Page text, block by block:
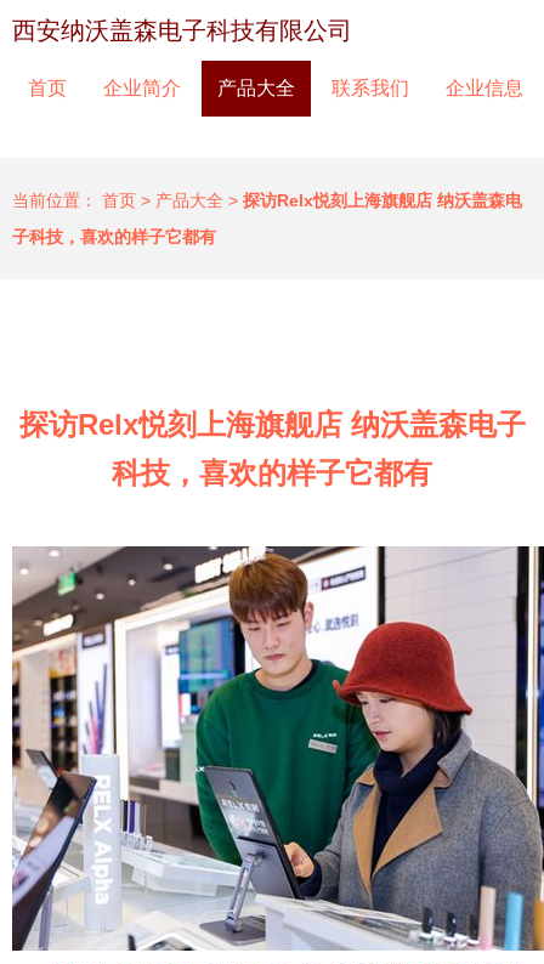
西安纳沃盖森电子科技有限公司
首页 企业简介 产品大全 联系我们 企业信息
当前位置： 首页 > 产品大全 > 探访Relx悦刻上海旗舰店 纳沃盖森电
子科技，喜欢的样子它都有
探访Relx悦刻上海旗舰店 纳沃盖森电子
科技，喜欢的样子它都有